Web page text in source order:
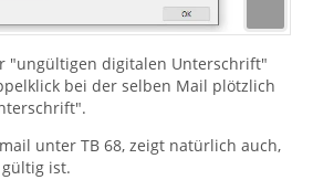
"ungültigen digitalen Unterschrift"
bei der selben Mail plötzlich
unter TB 68, zeigt natürlich auch,
ist.